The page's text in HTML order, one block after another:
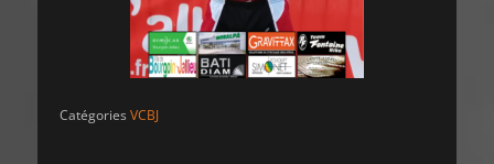
Catégories VCBJ